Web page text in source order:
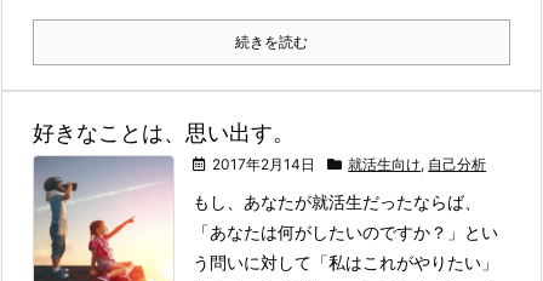
続きを読む
好きなことは、思い出す。
2017年2月14日 就活生向け, 自己分析
もし、あなたが就活生だったならば、
「あなたは何がしたいのですか？」とい
う問いに対して「私はこれがやりたい」